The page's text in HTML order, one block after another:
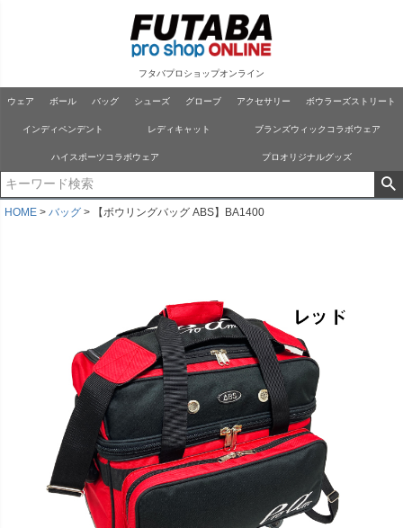
フタバプロショップオンライン
ウェア ボール バッグ シューズ グローブ アクセサリー ボウラーズストリート
インディペンデント レディキャット ブランズウィックコラボウェア
ハイスポーツコラボウェア プロオリジナルグッズ
HOME バッグ 【ボウリングバッグ ABS】BA1400